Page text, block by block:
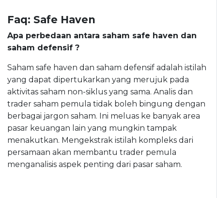
Faq: Safe Haven
Apa perbedaan antara saham safe haven dan
saham defensif ?
Saham safe haven dan saham defensif adalah istilah
yang dapat dipertukarkan yang merujuk pada
aktivitas saham non-siklus yang sama. Analis dan
trader saham pemula tidak boleh bingung dengan
berbagai jargon saham. Ini meluas ke banyak area
pasar keuangan lain yang mungkin tampak
menakutkan. Mengekstrak istilah kompleks dari
persamaan akan membantu trader pemula
menganalisis aspek penting dari pasar saham.